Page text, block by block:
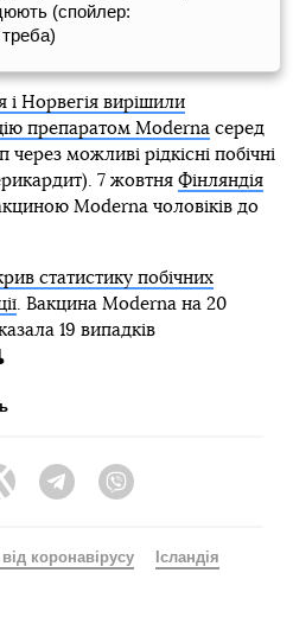
(спойлер:
і Норвегія вирішили
препаратом Modernaсеред
можливі рідкісні побічні
7 жовтня Фінляндія
Moderna чоловіків до
статистику побічних
. Вакцина Moderna на 20
19 випадків
Twitter Telegram
коронавірусу Ісландія